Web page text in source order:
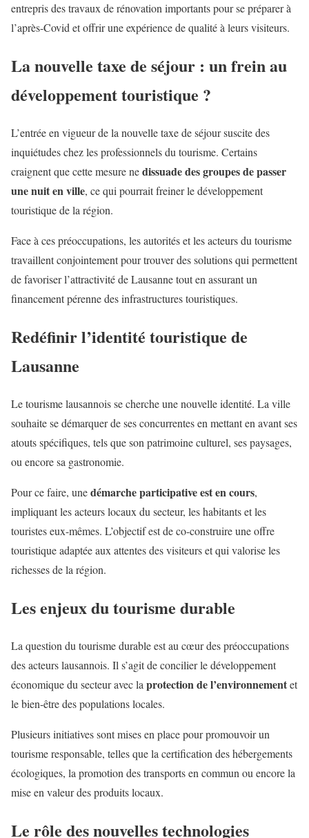
entrepris des travaux de rénovation importants pour se préparer à
l’après-Covid et offrir une expérience de qualité à leurs visiteurs.
La nouvelle taxe de séjour : un frein au
développement touristique ?
L’entrée en vigueur de la nouvelle taxe de séjour suscite des
inquiétudes chez les professionnels du tourisme. Certains
craignent que cette mesure nedissuade des groupes de passer
une nuit en ville, ce qui pourrait freiner le développement
touristique de la région.
Face à ces préoccupations, les autorités et les acteurs du tourisme
travaillent conjointement pour trouver des solutions qui permettent
de favoriser l’attractivité de Lausanne tout en assurant un
financement pérenne des infrastructures touristiques.
Redéfinir l’identité touristique de
Lausanne
Le tourisme lausannois se cherche une nouvelle identité. La ville
souhaite se démarquer de ses concurrentes en mettant en avant ses
atouts spécifiques, tels que son patrimoine culturel, ses paysages,
ou encore sa gastronomie.
Pour ce faire, unedémarche participative est en cours,
impliquant les acteurs locaux du secteur, les habitants et les
touristes eux-mêmes. L’objectif est de co-construire une offre
touristique adaptée aux attentes des visiteurs et qui valorise les
richesses de la région.
Les enjeux du tourisme durable
La question du tourisme durable est au cœur des préoccupations
des acteurs lausannois. Il s’agit de concilier le développement
économique du secteur avec la protection de l’environnementet
le bien-être des populations locales.
Plusieurs initiatives sont mises en place pour promouvoir un
tourisme responsable, telles que la certification des hébergements
écologiques, la promotion des transports en commun ou encore la
mise en valeur des produits locaux.
Le rôle des nouvelles technologies